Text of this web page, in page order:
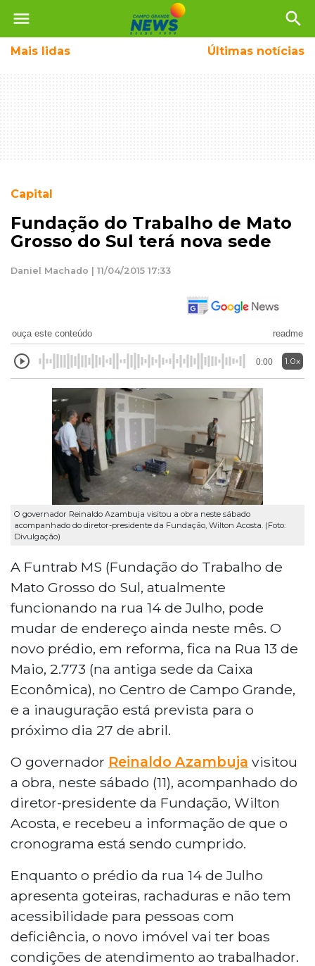
menu search
Mais lidas Últimas notícias
Capital
Fundação do Trabalho de Mato
Grosso do Sul terá nova sede
Daniel Machado | 11/04/2015 17:33
ouça este conteúdo readme
0:00 1.0x
O governador Reinaldo Azambuja visitou a obra neste sábado
acompanhado do diretor-presidente da Fundação, Wilton Acosta. (Foto:
Divulgação)
A Funtrab MS (Fundação do Trabalho de
Mato Grosso do Sul, atualmente
funcionando na rua 14 de Julho, pode
mudar de endereço ainda neste mês. O
novo prédio, em reforma, fica na Rua 13 de
Maio, 2.773 (na antiga sede da Caixa
Econômica), no Centro de Campo Grande,
e a inauguração está prevista para o
próximo dia 27 de abril.
O governador Reinaldo Azambuja visitou
a obra, neste sábado (11), acompanhado do
diretor-presidente da Fundação, Wilton
Acosta, e recebeu a informação de que o
cronograma está sendo cumprido.
Enquanto o prédio da rua 14 de Julho
apresenta goteiras, rachaduras e não tem
acessibilidade para pessoas com
deficiência, o novo imóvel vai ter boas
condições de atendimento ao trabalhador.